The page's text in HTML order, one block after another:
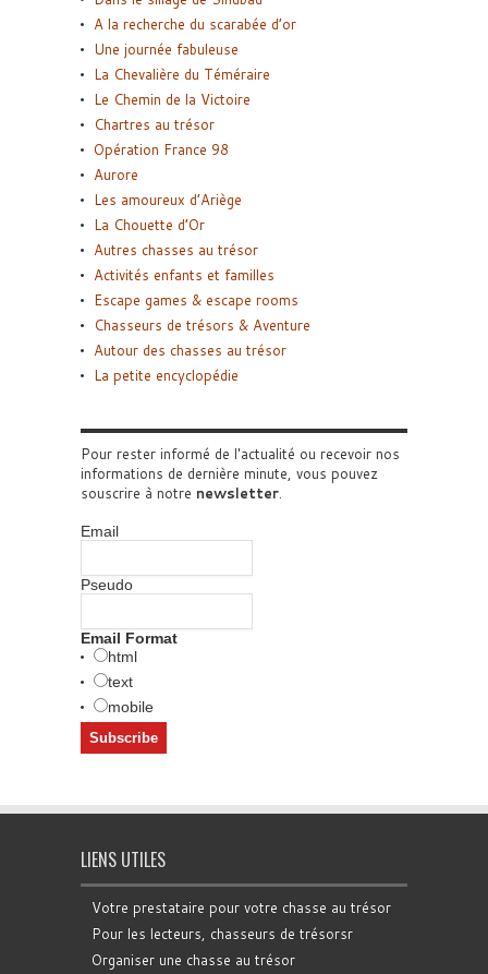
A la recherche du scarabée d’or
Une journée fabuleuse
La Chevalière du Téméraire
Le Chemin de la Victoire
Chartres au trésor
Opération France 98
Aurore
Les amoureux d’Ariège
La Chouette d’Or
Autres chasses au trésor
Activités enfants et familles
Escape games & escape rooms
Chasseurs de trésors & Aventure
Autour des chasses au trésor
La petite encyclopédie
Pour rester informé de l'actualité ou recevoir nos
informations de dernière minute, vous pouvez
souscrire à notre newsletter.
Email
Pseudo
Email Format
html
text
mobile
LIENS UTILES
Votre prestataire pour votre chasse au trésor
Pour les lecteurs, chasseurs de trésorsr
Organiser une chasse au trésor